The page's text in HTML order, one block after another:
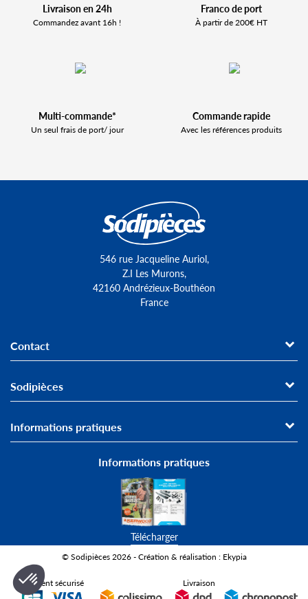
Livraison en 24h
Commandez avant 16h !
Franco de port
À partir de 200€ HT
Multi-commande*
Un seul frais de port/ jour
Commande rapide
Avec les références produits
546 rue Jacqueline Auriol,
Z.I Les Murons,
42160 Andrézieux-Bouthéon
France
Contact
Sodipièces
Informations pratiques
Informations pratiques
Télécharger
© Sodipièces 2026 - Création & réalisation : Ekypia
Paiement sécurisé Livraison